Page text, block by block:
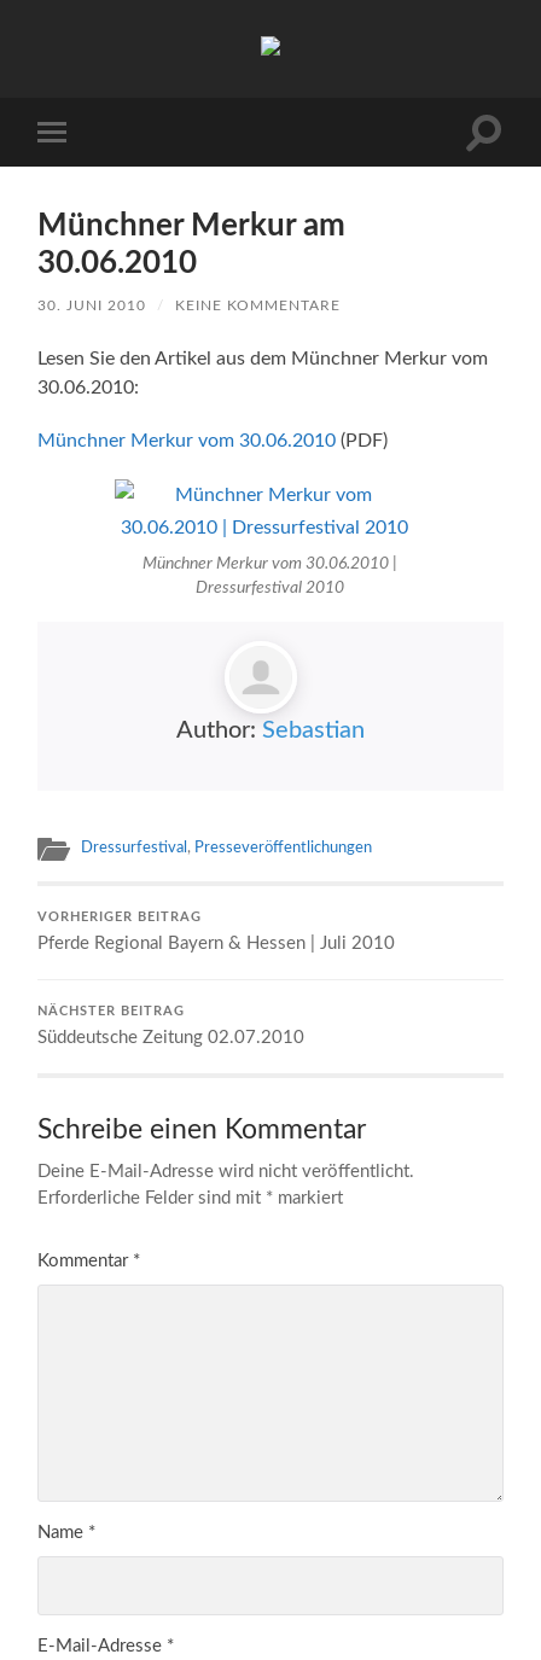
Menü
Münchner Merkur am
30.06.2010
30. JUNI 2010 / KEINE KOMMENTARE
Lesen Sie den Artikel aus dem Münchner Merkur vom
30.06.2010:
Münchner Merkur vom 30.06.2010 (PDF)
Münchner Merkur vom 30.06.2010 |
Dressurfestival 2010
Author: Sebastian
Dressurfestival , Presseveröffentlichungen
VORHERIGER BEITRAG
Pferde Regional Bayern & Hessen | Juli 2010
NÄCHSTER BEITRAG
Süddeutsche Zeitung 02.07.2010
Schreibe einen Kommentar
Deine E-Mail-Adresse wird nicht veröffentlicht.
Erforderliche Felder sind mit * markiert
Kommentar *
Name *
E-Mail-Adresse *